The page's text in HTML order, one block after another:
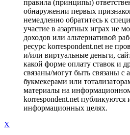
правила (принципы)
обнаружении первых
немедленно обратитесь к
участие в азартных играх не
доходов или альтернативой
ресурс korrespondent.net не
и/или виртуальные деньги,
какой форме оплату ставок и
связаны/могут быть связаны с
букмекерами или
материалы на
korrespondent.net публикуются
информационных целях.
X